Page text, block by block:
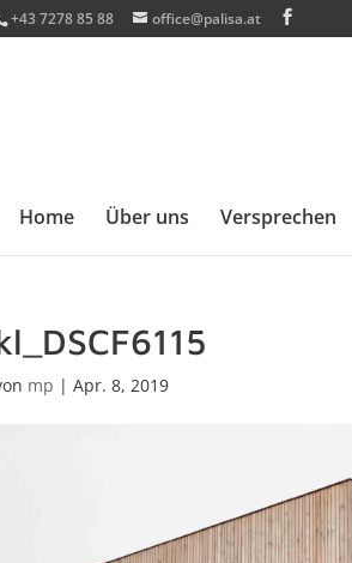
+43 7278 85 88 office@palisa.at
Home Über uns Versprechen
mp |Apr. 8, 2019